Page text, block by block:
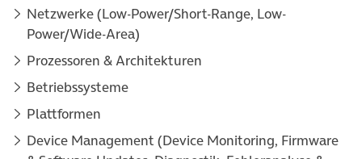
Netzwerke (Low-Power/Short-Range, Low-
Power/Wide-Area)
Prozessoren & Architekturen
Betriebssysteme
Plattformen
Device Management (Device Monitoring, Firmware